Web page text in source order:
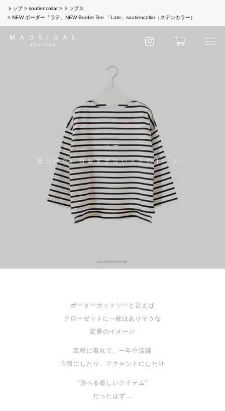
トップ soutiencollar
トップス
NEW ボーダー「ラテ」NEW Border Tee 「Late」soutiencollar（ステンカラー）
ラテ
見つけた。可愛すぎない大人のボーダー
ボーダーカットソーと言えば
クローゼットに一枚はありそうな
定番のイメージ
気軽に着れて、一年中活躍
主役にしたり、アクセントにしたり
”遊べる楽しいアイテム”
だったはず…